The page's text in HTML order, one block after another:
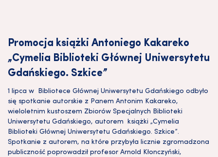
Promocja książki Antoniego Kakareko
„Cymelia Biblioteki Głównej Uniwersytetu
Gdańskiego. Szkice”
1 lipca w Bibliotece Głównej Uniwersytetu Gdańskiego odbyło
się spotkanie autorskie z Panem Antonim Kakareko,
wieloletnim kustoszem Zbiorów Specjalnych Biblioteki
Uniwersytetu Gdańskiego, autorem książki „Cymelia
Biblioteki Głównej Uniwersytetu Gdańskiego. Szkice”.
Spotkanie z autorem, na które przybyła licznie zgromadzona
publiczność poprowadził profesor Arnold Kłonczyński,